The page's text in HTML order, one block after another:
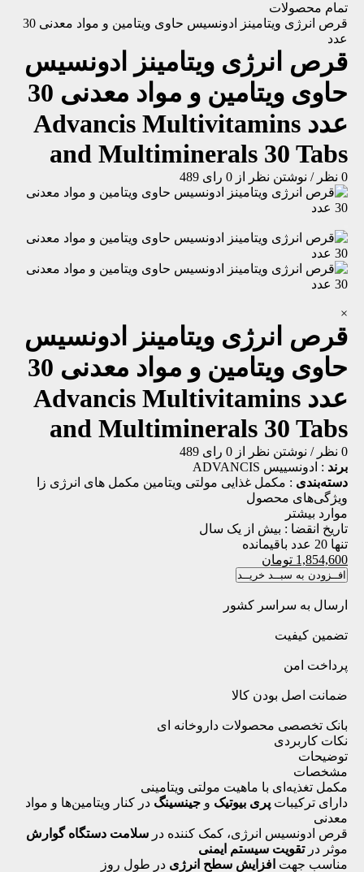
تمام محصولات
قرص انرژی ویتامینز ادونسیس حاوی ویتامین و مواد معدنی 30
عدد
قرص انرژی ویتامینز ادونسیس
حاوی ویتامین و مواد معدنی 30
عدد Advancis Multivitamins
and Multiminerals 30 Tabs
0 نظر / نوشتن نظر از 0 رای 489
×
قرص انرژی ویتامینز ادونسیس
حاوی ویتامین و مواد معدنی 30
عدد Advancis Multivitamins
and Multiminerals 30 Tabs
0 نظر / نوشتن نظر از 0 رای
489
برند : ادونسییس ADVANCIS
دسته‌بندی : مکمل غذایی مولتی ویتامین مکمل های انرژی زا
ویژگی‌های محصول
موارد بیشتر
تاریخ انقضا : بیش از یک سال
تنها 20 عدد باقیمانده
1,854,600 تومان
افــزودن به سبــد خریــد
ارسال به سراسر کشور
تضمین کیفیت
پرداخت امن
ضمانت اصل بودن کالا
بانک تخصصی محصولات داروخانه ای
نکات کاربردی
توضیحات
مشخصات
مکمل تغذیه‌ای با ماهیت مولتی ویتامینی
دارای ترکیبات پری بیوتیک و جینسینگ در کنار ویتامین‌ها و مواد
معدنی
قرص ادونسیس انرژی، کمک کننده در سلامت دستگاه گوارش
موثر درتقویت سیستم ایمنی
مناسب جهت افزایش سطح انرژی در طول روز